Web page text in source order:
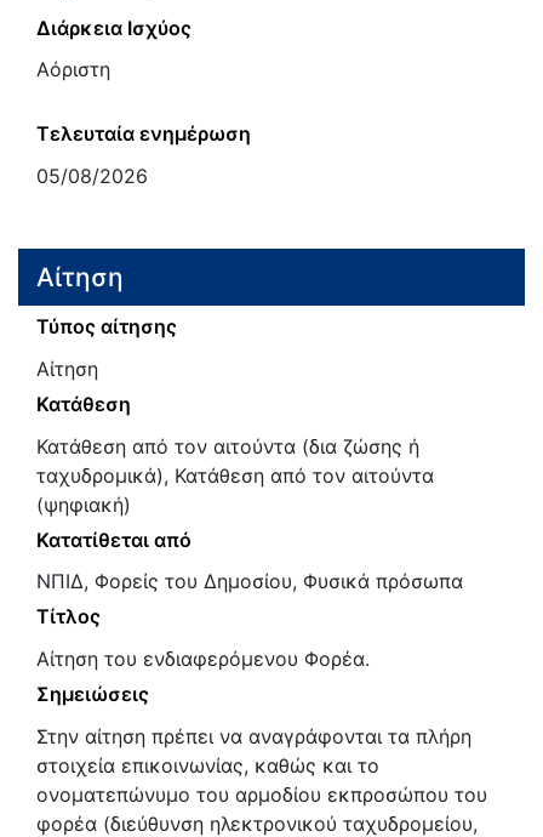
Διάρκεια Ισχύος
Αόριστη
Τελευταία ενημέρωση
05/08/2026
Αίτηση
Τύπος αίτησης
Αίτηση
Κατάθεση
Κατάθεση από τον αιτούντα (δια ζώσης ή
ταχυδρομικά), Κατάθεση από τον αιτούντα
(ψηφιακή)
Κατατίθεται από
ΝΠΙΔ, Φορείς του Δημοσίου, Φυσικά πρόσωπα
Τίτλος
Αίτηση του ενδιαφερόμενου Φορέα.
Σημειώσεις
Στην αίτηση πρέπει να αναγράφονται τα πλήρη
στοιχεία επικοινωνίας, καθώς και το
ονοματεπώνυμο του αρμοδίου εκπροσώπου του
φορέα (διεύθυνση ηλεκτρονικού ταχυδρομείου,